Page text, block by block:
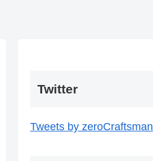
Twitter
Tweets by zeroCraftsman